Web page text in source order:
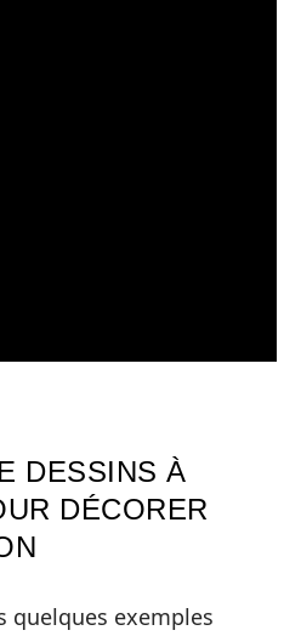
DESSINS À
DÉCORER
quelques exemples